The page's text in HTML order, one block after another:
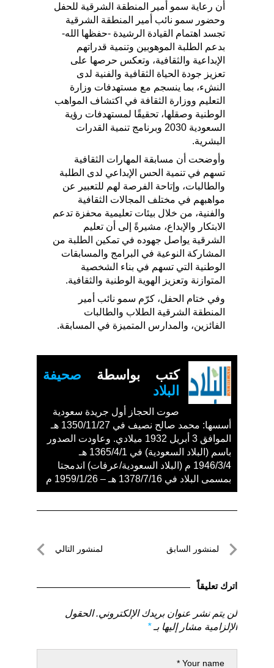
أن رعاية سمو أمير المنطقة الشرقية للحفل
وحضور سمو نائب أمير المنطقة الشرقية
تجسد اهتمام القيادة الرشيدة -حفظها الله-
بدعم الطلبة الموهوبين وتنمية قدراتهم
الإبداعية والثقافية، وتعكس حرصها على
تعزيز جودة الحياة الثقافية والفنية لدى
النشء، بما ينسجم مع مستهدفات وزارة
التعليم ووزارة الثقافة في اكتشاف المواهب
الوطنية وصقلها، تحقيقًا لمستهدفات رؤية
السعودية 2030 وبرنامج تنمية القدرات
البشرية.
وأوضحت أن مسابقة المهارات الثقافية
تسهم في تنمية الحس الإبداعي لدى الطلبة
والطالبات، وإتاحة الفرصة لهم للتعبير عن
مواهبهم في مختلف المجالات الثقافية
والفنية، من خلال بيئات تعليمية محفزة تدعم
الابتكار والإبداع، مشيرةً إلى أن تعليم
الشرقية يواصل جهوده في تمكين الطلبة من
المشاركة النوعية في البرامج والمسابقات
الوطنية التي تسهم في بناء الشخصية
المتوازنة وتعزيز الهوية الوطنية والثقافية.
وفي ختام الحفل، كرّم سمو نائب أمير
المنطقة الشرقية الطلاب والطالبات
الفائزين، والمدارس المتميزة في المسابقة.
كتب بواسطة صحيفة
البلاد
صوت الحجاز أول جريدة سعودية
أسسها: محمد صالح نصيف في 1350/11/27 هـ
الموافق 3 أبريل 1932 ميلادي. وعاودت الصدور
باسم (البلاد السعودية) في 1365/4/1 هـ
1946/3/4 م (البلاد السعودية/عرفات) اندمجتا
بمسمى البلاد في 1378/7/16 هـ – 1959/1/26 م
تصفّحلمنشور السابق
السابق
لمنشور التالي
اترك تعليقاً
لن يتم نشر عنوان بريدك الإلكتروني. الحقول
الإلزامية مشار إليها بـ*